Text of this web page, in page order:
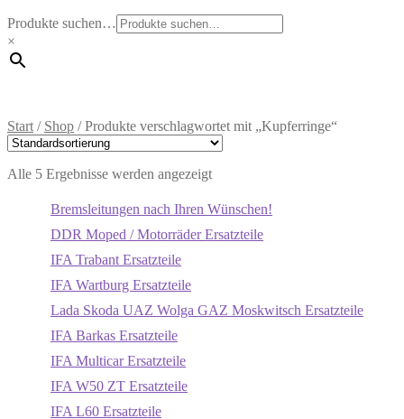
Produkte suchen…
×
Start / Shop /Produkte verschlagwortet mit „Kupferringe“
Alle 5 Ergebnisse werden angezeigt
Bremsleitungen nach Ihren Wünschen!
DDR Moped / Motorräder Ersatzteile
IFA Trabant Ersatzteile
IFA Wartburg Ersatzteile
Lada Skoda UAZ Wolga GAZ Moskwitsch Ersatzteile
IFA Barkas Ersatzteile
IFA Multicar Ersatzteile
IFA W50 ZT Ersatzteile
IFA L60 Ersatzteile